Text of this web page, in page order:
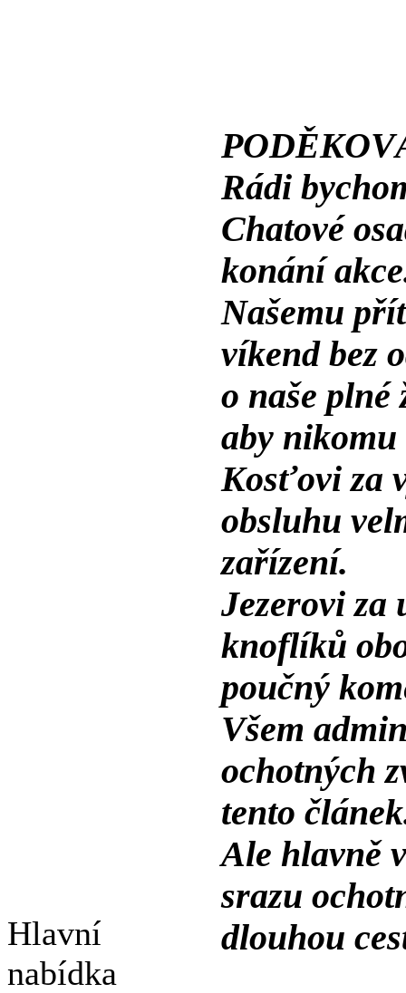
Hlavní
nabídka
Rádi
Chatové
konání
Našemu
víkend bez
o naše plné
aby
Kosťovi za
obsluhu
zařízení.
Jezerovi za
knoflíků
poučný
Všem
ochotných
tento
Ale hlavně
srazu
dlouhou